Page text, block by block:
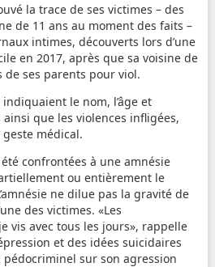
la trace de ses victimes – des
de 11 ans au moment des faits –
intimes, découverts lors d’une
en 2017, après que sa voisine de
de ses parents pour viol.
le nom, l’âge et
ainsi que les violences infligées,
médical.
confrontées à une amnésie
ou entièrement le
ne dilue pas la gravité de
des victimes. «Les
vis avec tous les jours», rappelle
et des idées suicidaires
sur son agression